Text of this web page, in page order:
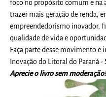
foco no propósito comum e na
trazer mais geração de renda,
empreendedorismo inovador,
qualidade de vida e
Faça parte desse movimento e
Inovação do Litoral do Paraná -
Aprecie o livro sem